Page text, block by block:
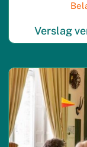
Verslag